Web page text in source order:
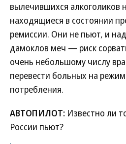
вылечившихся алкоголиков
находящиеся в состоянии
ремиссии. Они не пьют, и
дамоклов меч — риск
очень небольшому числу
перевести больных на
потребления.
АВТОПИЛОТ: Известно ли
России пьют?